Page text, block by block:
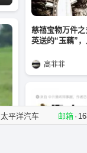
慈禧宝物万件
英送的“玉藕”
高菲菲
太平洋汽车 邮箱 ·